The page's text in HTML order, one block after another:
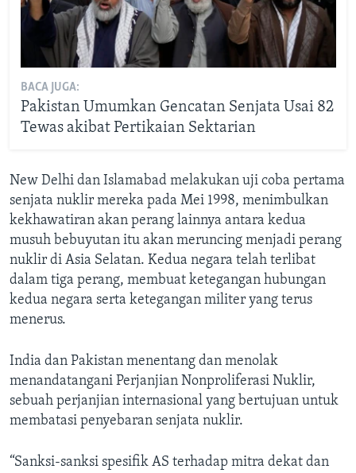
BACA JUGA:
Pakistan Umumkan Gencatan Senjata Usai 82
Tewas akibat Pertikaian Sektarian
New Delhi dan Islamabad melakukan uji coba pertama
senjata nuklir mereka pada Mei 1998, menimbulkan
kekhawatiran akan perang lainnya antara kedua
musuh bebuyutan itu akan meruncing menjadi perang
nuklir di Asia Selatan. Kedua negara telah terlibat
dalam tiga perang, membuat ketegangan hubungan
kedua negara serta ketegangan militer yang terus
menerus.
India dan Pakistan menentang dan menolak
menandatangani Perjanjian Nonproliferasi Nuklir,
sebuah perjanjian internasional yang bertujuan untuk
membatasi penyebaran senjata nuklir.
“Sanksi-sanksi spesifik AS terhadap mitra dekat dan